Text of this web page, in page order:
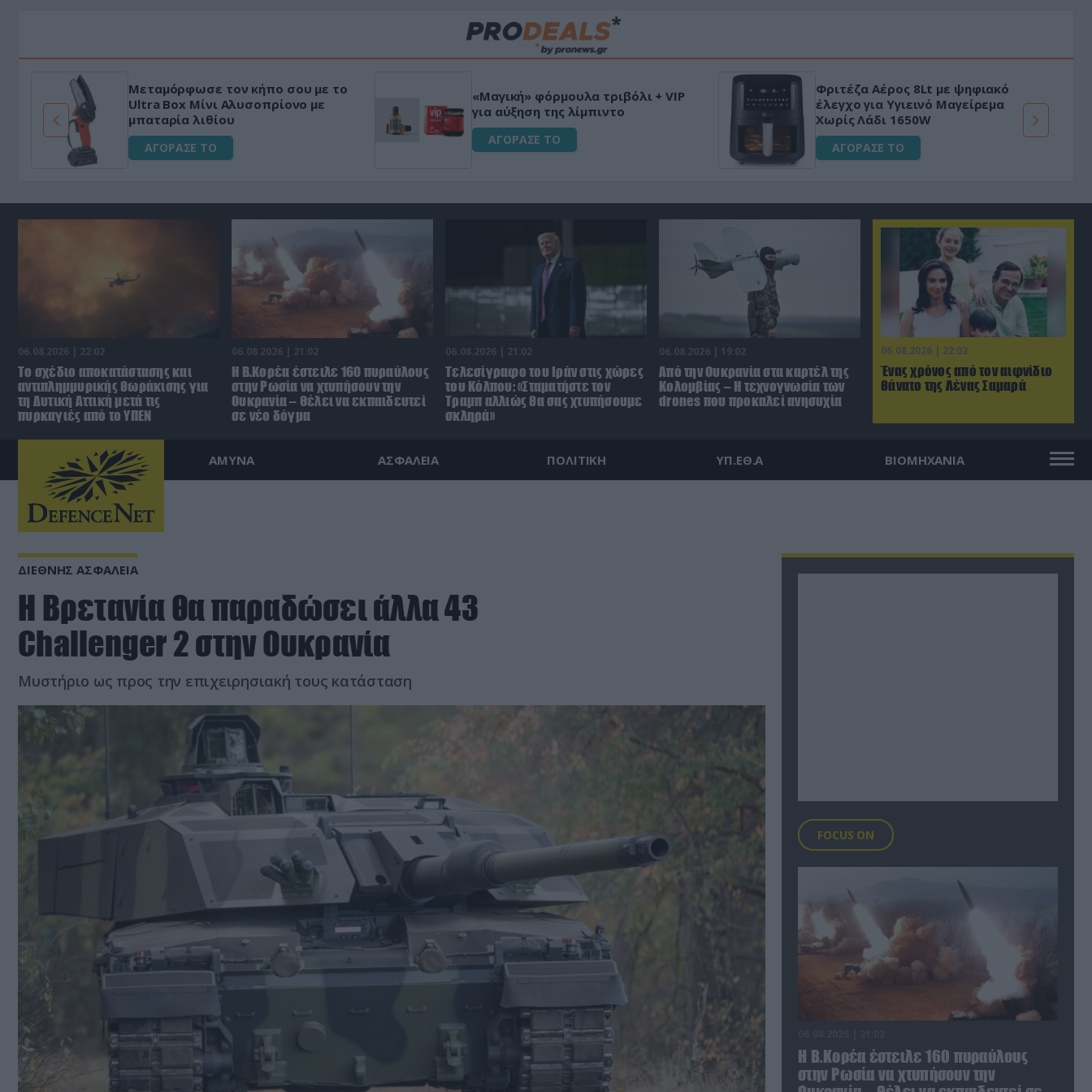
Μεταμόρφωσε τον κήπο σου με το
Ultra Box Μίνι Αλυσοπρίονο με
μπαταρία λιθίου
ΑΓΟΡΑΣΕ ΤΟ
«Μαγική» φόρμουλα τριβόλι + VIP
για αύξηση της λίμπιντο
ΑΓΟΡΑΣΕ ΤΟ
Φριτέζα Αέρος 8Lt με ψηφιακό
έλεγχο για Υγιεινό Μαγείρεμα
Χωρίς Λάδι 1650W
ΑΓΟΡΑΣΕ ΤΟ
06.08.2026 | 22:02
Ένας χρόνος από τον αιφνίδιο
θάνατο της Λένας Σαμαρά
06.08.2026 | 22:02
Το σχέδιο αποκατάστασης και
αντιπλημμυρικής θωράκισης για
τη Δυτική Αττική μετά τις
πυρκαγιές από το ΥΠΕΝ
06.08.2026 | 21:02
Η Β.Κορέα έστειλε 160 πυραύλους
στην Ρωσία να χτυπήσουν την
Ουκρανία – Θέλει να εκπαιδευτεί
σε νέο δόγμα
06.08.2026 | 21:02
Τελεσίγραφο του Ιράν στις χώρες
του Κόλπου: «Σταματήστε τον
Τραμπ αλλιώς θα σας χτυπήσουμε
σκληρά»
06.08.2026 | 19:02
Από την Ουκρανία στα καρτέλ της
Κολομβίας – Η τεχνογνωσία των
drones που προκαλεί ανησυχία
ΑΜΥΝΑ ΑΣΦΑΛΕΙΑ ΠΟΛΙΤΙΚΗ ΥΠ.ΕΘ.Α ΒΙΟΜΗΧΑΝΙΑ
ΔΙΕΘΝΗΣ ΑΣΦΑΛΕΙΑ
Η Βρετανία θα παραδώσει άλλα 43
Challenger 2 στην Ουκρανία
Μυστήριο ως προς την επιχειρησιακή τους κατάσταση
FOCUS ON
Η Β.Κορέα έστειλε 160 πυραύλους
στην Ρωσία να χτυπήσουν την